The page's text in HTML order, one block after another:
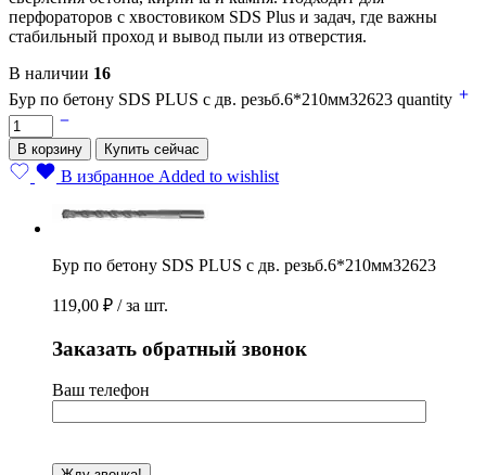
перфораторов с хвостовиком SDS Plus и задач, где важны
стабильный проход и вывод пыли из отверстия.
В наличии 16
Бур по бетону SDS PLUS с дв. резьб.6*210мм32623 quantity
В корзину Купить сейчас
В избранное Added to wishlist
Бур по бетону SDS PLUS с дв. резьб.6*210мм32623
119,00 ₽ / за шт.
Заказать обратный звонок
Ваш телефон